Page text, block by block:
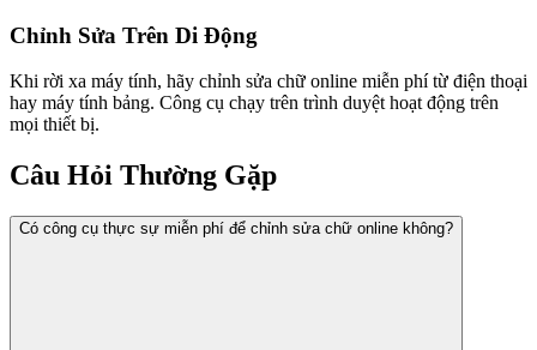
Chỉnh Sửa Trên Di Động
Khi rời xa máy tính, hãy chỉnh sửa chữ online miễn phí từ điện thoại
hay máy tính bảng. Công cụ chạy trên trình duyệt hoạt động trên
mọi thiết bị.
Câu Hỏi Thường Gặp
Có công cụ thực sự miễn phí để chỉnh sửa chữ online không?